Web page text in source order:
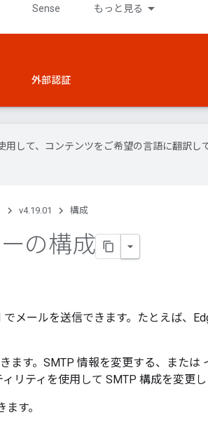
Sense もっと見る
外部認証
用して、コンテンツをご希望の言語に翻訳し
v4.19.01 構成
の構成
メールを送信できます。たとえば、
ます。SMTP 情報を変更する、または
ィリティを使用して SMTP 構成を変更し
す。